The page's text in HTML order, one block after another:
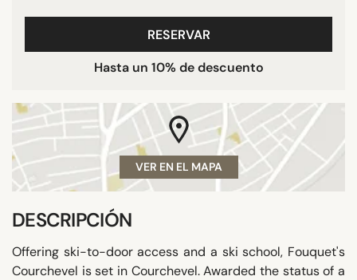
RESERVAR
Hasta un 10% de descuento
VER EN EL MAPA
DESCRIPCIÓN
Offering ski-to-door access and a ski school, Fouquet's
Courchevel is set in Courchevel. Awarded the status of a